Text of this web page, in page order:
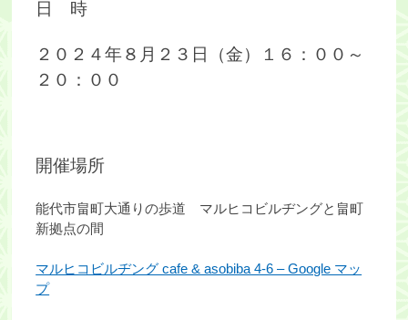
日 時
２０２４年８月２３日（金）
１６：００～
２０：００
開催場所
能代市畠町大通りの歩道 マルヒコビルヂングと畠町
新拠点の間
マルヒコビルヂング cafe & asobiba 4-6 – Google マッ
プ